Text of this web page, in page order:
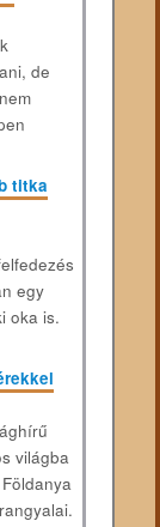
de
titka
egy
oka is.
világba